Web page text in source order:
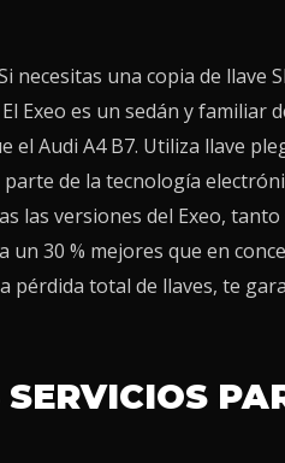
necesitas una copia de llave
Exeo es un sedán y familiar
Audi A4 B7. Utiliza llave
de la tecnología
versiones del Exeo,
30 % mejores que en
pérdida total de llaves, te
SERVICIOS